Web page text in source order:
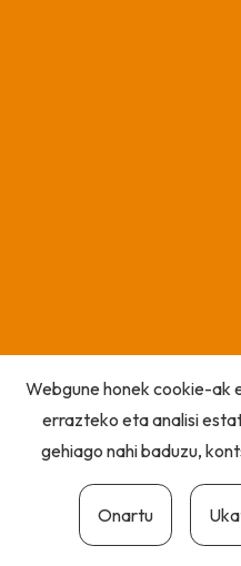
Webgune honek cookie-ak
errazteko eta analisi
gehiago nahi baduzu,
Onartu